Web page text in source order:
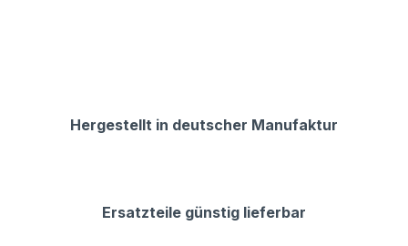
Hergestellt in deutscher Manufaktur
Ersatzteile günstig lieferbar